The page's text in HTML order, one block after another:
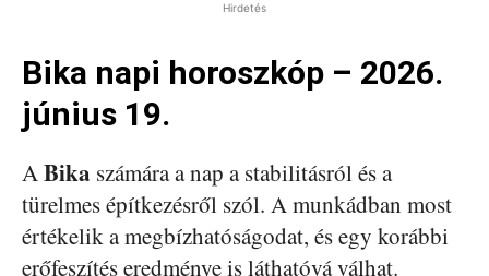
Hirdetés
Bika napi horoszkóp – 2026.
június 19.
ABika számára a nap a stabilitásról és a
türelmes építkezésről szól. A munkádban most
értékelik a megbízhatóságodat, és egy korábbi
erőfeszítés eredménye is láthatóvá válhat.